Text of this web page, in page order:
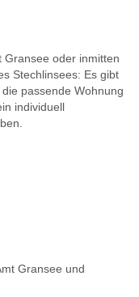
Gransee oder inmitten
Stechlinsees: Es gibt
passende Wohnung
individuell
Gransee und